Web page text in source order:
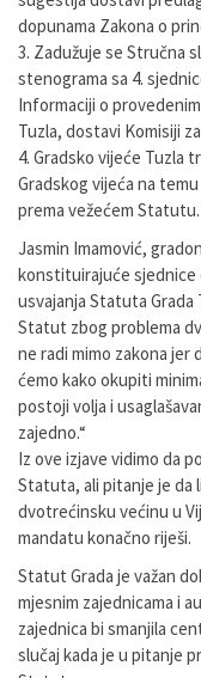
dopunama Zakona o
3. Zadužuje se Stručna
stenograma sa 4.
Informaciji o
Tuzla, dostavi Komisiji
4. Gradsko vijeće Tuzla
Gradskog vijeća na
prema vežećem Statutu.
Jasmin Imamović,
konstituirajuće sjednice
usvajanja Statuta Grada
Statut zbog problema
ne radi mimo zakona jer
ćemo kako okupiti
postoji volja i
zajedno.“
Iz ove izjave vidimo da
Statuta, ali pitanje je da
dvotrećinsku većinu u
mandatu konačno riješi.
Statut Grada je važan
mjesnim zajednicama i
zajednica bi smanjila
slučaj kada je u pitanje